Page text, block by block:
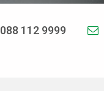
088 112 9999